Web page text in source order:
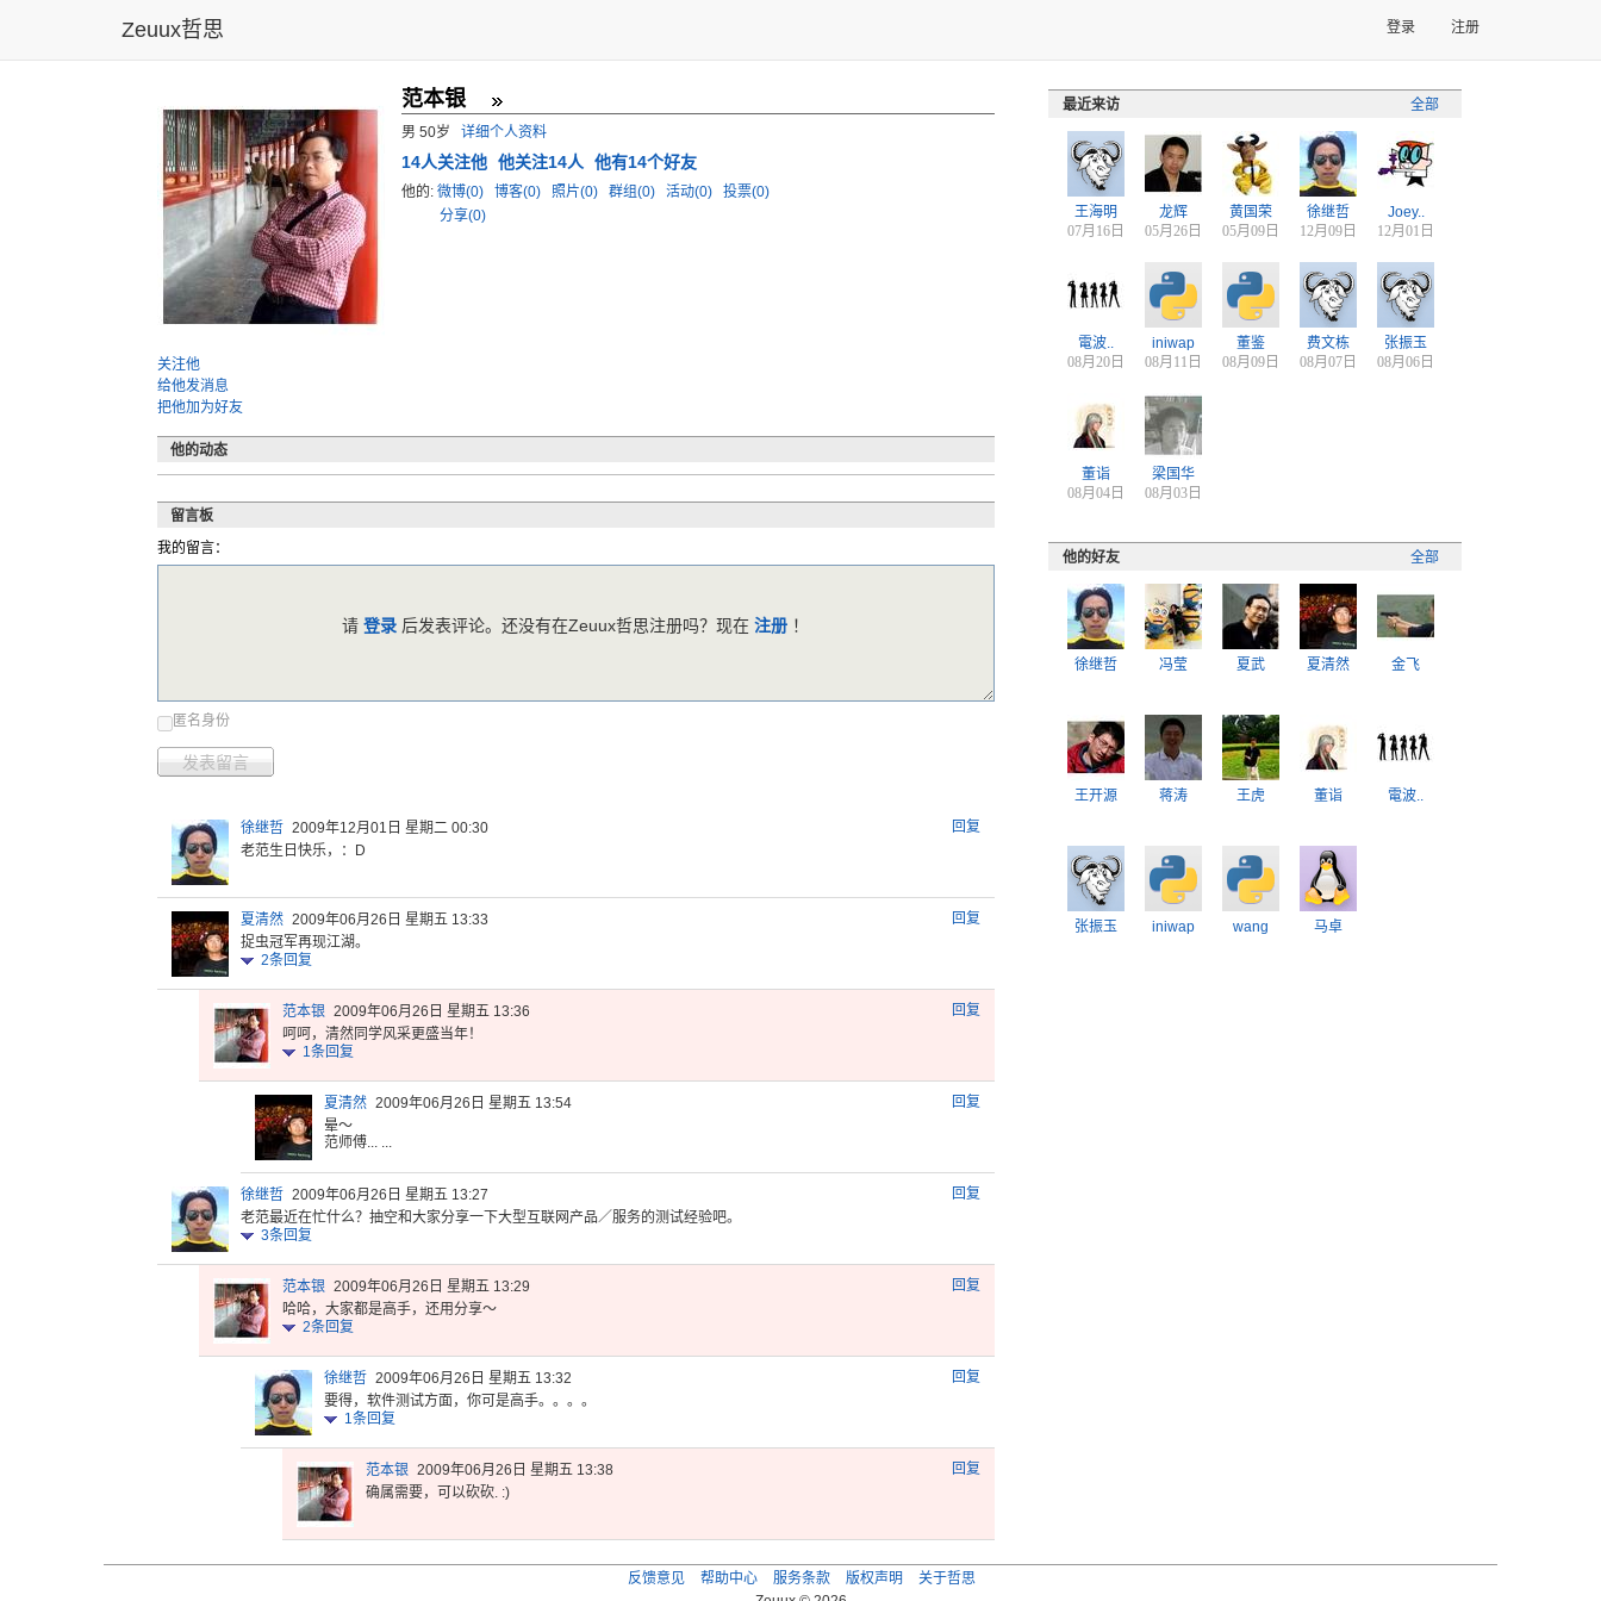
Zeuux哲思 登录 注册
关注他
给他发消息
把他加为好友
范本银
男 50岁 详细个人资料
14人关注他 他关注14人 他有14个好友
他的: 微博(0) 博客(0) 照片(0) 群组(0) 活动(0)
投票(0)
分享(0)
他的动态
留言板
我的留言：
匿名身份
发表留言
请登录 后发表评论。还没有在Zeuux哲思注册吗？现在注册 ！
回复
徐继哲 2009年12月01日 星期二 00:30
老范生日快乐，：D
回复
夏清然 2009年06月26日 星期五 13:33
捉虫冠军再现江湖。
2条回复
回复
范本银 2009年06月26日 星期五 13:36
呵呵，清然同学风采更盛当年！
1条回复
回复
夏清然 2009年06月26日 星期五 13:54
晕～
范师傅... ...
回复
徐继哲 2009年06月26日 星期五 13:27
老范最近在忙什么？抽空和大家分享一下大型 互联网产品／服务的测试经验吧。
3条回复
回复
范本银 2009年06月26日 星期五 13:29
哈哈，大家都是高手，还用分享～
2条回复
回复
徐继哲 2009年06月26日 星期五 13:32
要得，软件测试方面，你可是高手。。。。
1条回复
回复
范本银 2009年06月26日 星期五 13:38
确属需要，可以砍砍. :)
全部
最近来访
王海明
07月16日
龙辉
05月26日
黄国荣
05月09日
徐继哲
12月09日
Joey..
12月01日
電波..
08月20日
iniwap
08月11日
董鉴
08月09日
费文栋
08月07日
张振玉
08月06日
董诣
08月04日
梁国华
08月03日
全部
他的好友
徐继哲 冯莹 夏武 夏清然 金飞
王开源 蒋涛 王虎 董诣 電波..
张振玉 iniwap wang 马卓
反馈意见 帮助中心 服务条款 版权声明
关于哲思